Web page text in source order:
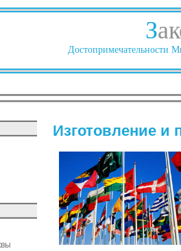
З
Достопримечательности
Изготовление и